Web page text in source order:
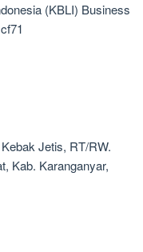
(KBLI) Business
Jetis, RT/RW.
Kab. Karanganyar,